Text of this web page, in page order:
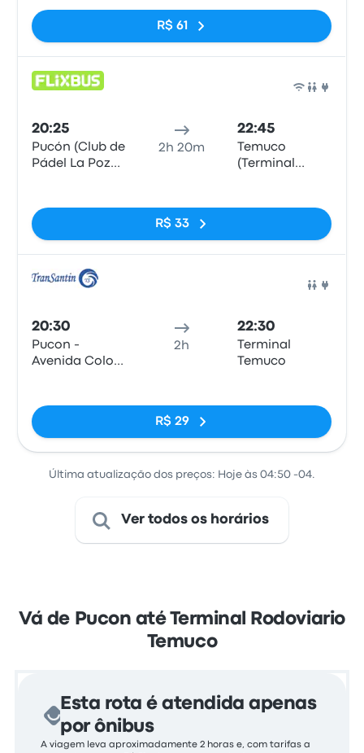
R$ 61
20:25
Pucón (Club de
Pádel La Poza
2h 20m
22:45
Temuco
(Terminal
R$ 33
20:30
Pucon -
Avenida Colo
2h
22:30
Terminal
Temuco
R$ 29
Última atualização dos preços: Hoje às 04:50 -04.
Ver todos os horários
Vá de Pucon até Terminal Rodoviario
Temuco
Esta rota é atendida apenas
por ônibus
A viagem leva aproximadamente 2 horas e, com tarifas a